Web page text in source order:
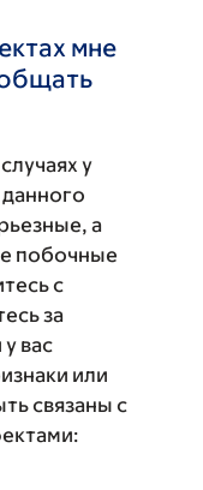
мне
у
а
побочные
с
за
вас
или
связаны с